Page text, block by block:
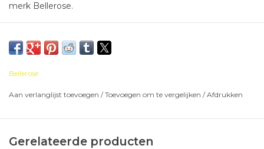
merk Bellerose.
Bellerose
Aan verlanglijst toevoegen /Toevoegen om te vergelijken /Afdrukken
Gerelateerde producten